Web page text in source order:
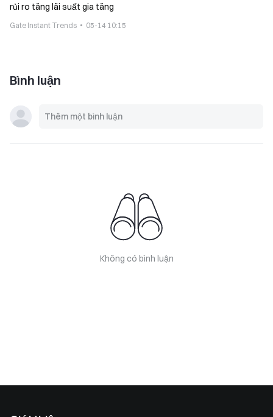
rủi ro tăng lãi suất gia tăng
Gate Instant Trends 05-14 10:15
Bình luận
Không có bình luận